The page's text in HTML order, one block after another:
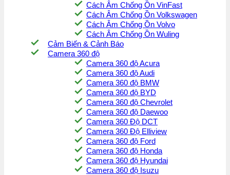
Cách Âm Chống Ồn VinFast
Cách Âm Chống Ồn Volkswagen
Cách Âm Chống Ồn Volvo
Cách Âm Chống Ồn Wuling
Cảm Biến & Cảnh Báo
Camera 360 độ
Camera 360 độ Acura
Camera 360 độ Audi
Camera 360 độ BMW
Camera 360 độ BYD
Camera 360 độ Chevrolet
Camera 360 độ Daewoo
Camera 360 Độ DCT
Camera 360 Độ Elliview
Camera 360 độ Ford
Camera 360 độ Honda
Camera 360 độ Hyundai
Camera 360 độ Isuzu